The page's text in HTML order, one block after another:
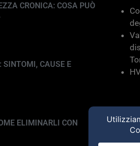
CRONICA: COSA PUÒ
SINTOMI, CAUSE E
ELIMINARLI CON